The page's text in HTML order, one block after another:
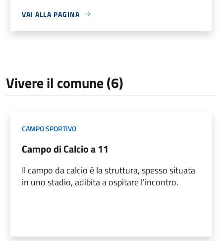
VAI ALLA PAGINA
Vivere il comune (6)
CAMPO SPORTIVO
Campo di Calcio a 11
Il campo da calcio è la struttura, spesso situata
in uno stadio, adibita a ospitare l'incontro.